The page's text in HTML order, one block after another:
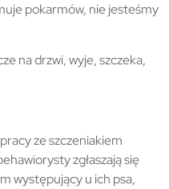
pokarmów, nie jesteśmy
na drzwi, wyje, szczeka,
ze szczeniakiem
zgłaszają się
występujący u ich psa,